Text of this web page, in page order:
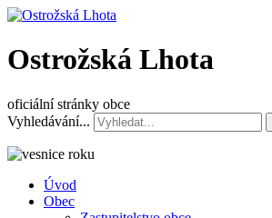
Ostrožská Lhota
oficiální stránky obce
Vyhledávání...
Úvod
Obec